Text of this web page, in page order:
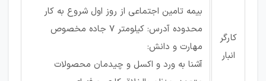
کارگر
انبار
بیمه تامین اجتماعی از روز اول شروع به کار
محدوده آدرس: کیلومتر 7 جاده مخصوص
مهارت و دانش:
آشنا به ورد و اکسل و چیدمان محصولات